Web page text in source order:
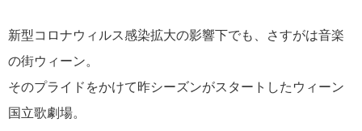
新型コロナウィルス感染拡大の影響下でも、さすがは音楽
の街ウィーン。
そのプライドをかけて昨シーズンがスタートしたウィーン
国立歌劇場。
シャンソン